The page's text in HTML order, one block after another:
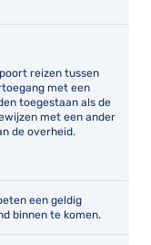
reizen tussen
met een
toegestaan als de
met een ander
de overheid.
een geldig
binnen te komen.